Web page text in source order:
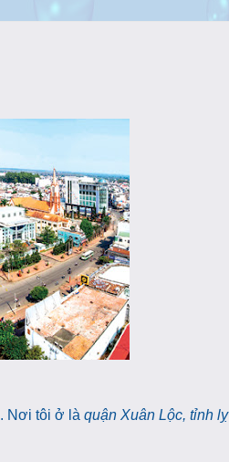
. Nơi tôi ở là quận Xuân Lộc, tỉnh lỵ